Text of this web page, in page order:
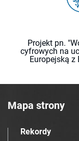
Projekt pn.
cyfrowych na
Europejską z
Mapa strony
Rekordy